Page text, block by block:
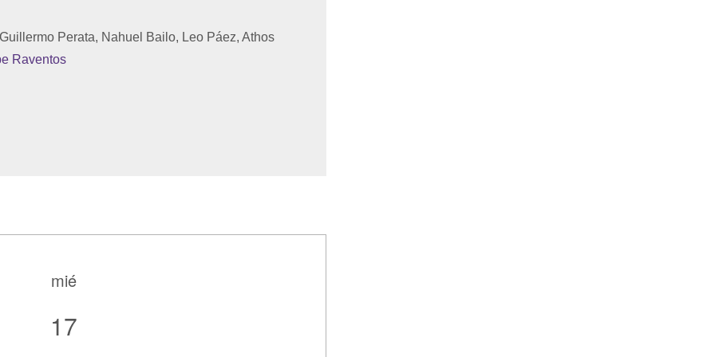
Perata, Nahuel Bailo, Leo Páez, Athos
Raventos
mié
17